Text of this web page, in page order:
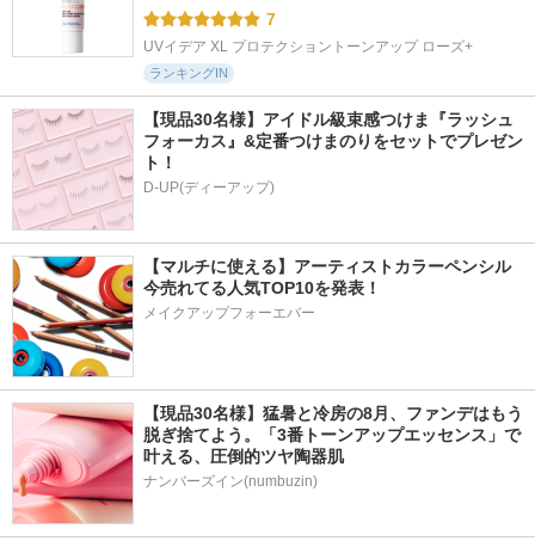
7
UVイデア XL プロテクショントーンアップ ローズ+
ランキングIN
【現品30名様】アイドル級束感つけま『ラッシュ
フォーカス』&定番つけまのりをセットでプレゼン
ト！
D-UP(ディーアップ)
【マルチに使える】アーティストカラーペンシル
今売れてる人気TOP10を発表！
メイクアップフォーエバー
【現品30名様】猛暑と冷房の8月、ファンデはもう
脱ぎ捨てよう。「3番トーンアップエッセンス」で
叶える、圧倒的ツヤ陶器肌
ナンバーズイン(numbuzin)